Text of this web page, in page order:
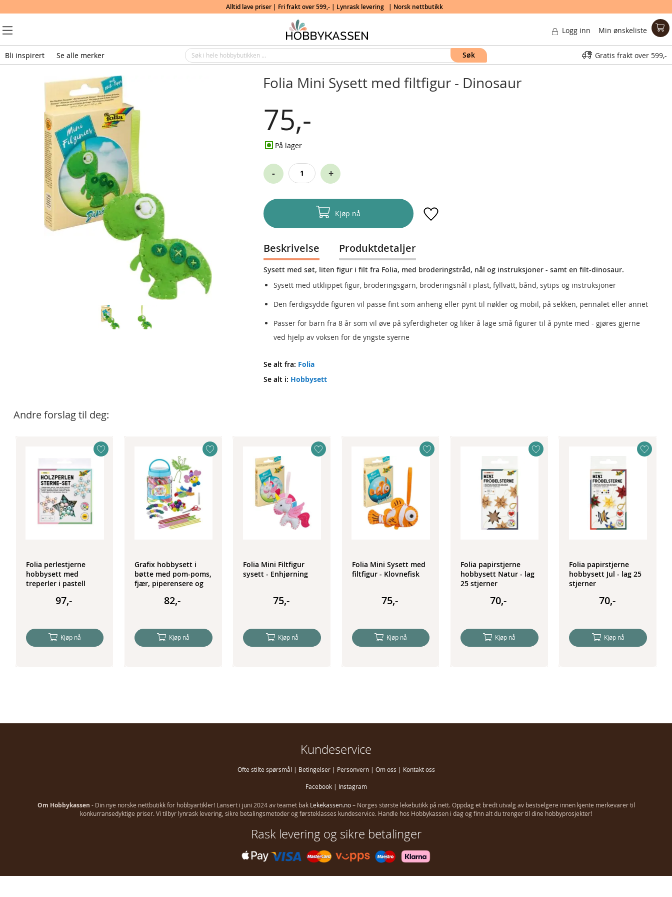
Alltid lave priser | Fri frakt over 599,- | Lynrask levering | Norsk nettbutikk
Folia Mini Sysett med filtfigur - Dinosaur
75,-
På lager
- +
Kjøp nå
Beskrivelse
Sysett med søt, liten figur i filt fra Folia, med broderingstråd, nål og instruksjoner - samt en filt-dinosaur.
Sysett med utklippet figur, broderingsgarn, broderingsnål i plast, fyllvatt, bånd, sytips og instruksjoner
Den ferdigsydde figuren vil passe fint som anheng eller pynt til nøkler og mobil, på sekken, pennalet eller annet
Passer for barn fra 8 år som vil øve på syferdigheter og liker å lage små figurer til å pynte med - gjøres gjerne
ved hjelp av voksen for de yngste syerne
Produktdetaljer
Se alt fra: Folia
Se alt i: Hobbysett
Andre forslag til deg:
Folia perlestjerne
hobbysett med
treperler i pastell
97,-
Kjøp nå
Grafix hobbysett i
bøtte med pom-poms,
fjær, piperensere og
82,-
Kjøp nå
Folia Mini Filtfigur
sysett - Enhjørning
75,-
Kjøp nå
Folia Mini Sysett med
filtfigur - Klovnefisk
75,-
Kjøp nå
Folia papirstjerne
hobbysett Natur - lag
25 stjerner
70,-
Kjøp nå
Folia papirstjerne
hobbysett Jul - lag 25
stjerner
70,-
Kjøp nå
Kundeservice
Ofte stilte spørsmål | Betingelser| Personvern | Om oss | Kontakt oss
Facebook| Instagram
Om Hobbykassen - Din nye norske nettbutikk for hobbyartikler! Lansert i juni 2024 av teamet bak Lekekassen.no– Norges største lekebutikk på nett. Oppdag et bredt utvalg av bestselgere innen kjente merkevarer til
konkurransedyktige priser. Vi tilbyr lynrask levering, sikre betalingsmetoder og førsteklasses kundeservice. Handle hos Hobbykassen i dag og finn alt du trenger til dine hobbyprosjekter!
Rask levering og sikre betalinger
Bli inspirert Se alle merker Søk Gratis frakt over 599,-
Min ønskeliste
Logg inn